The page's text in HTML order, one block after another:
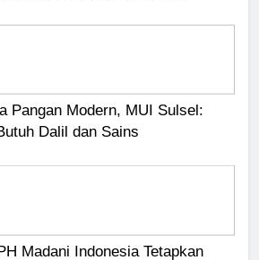
Pangan Modern, MUI Sulsel:
Dalil dan Sains
Madani Indonesia Tetapkan